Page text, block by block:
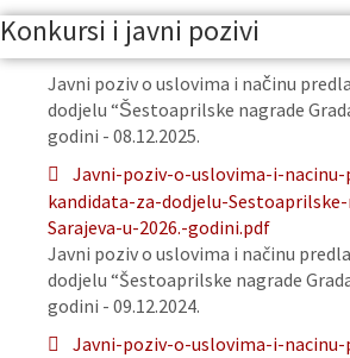
Konkursi i javni pozivi
Javni poziv o uslovima i načinu
dodjelu “Šestoaprilske nagrade
godini - 08.12.2025.
Javni-poziv-o-uslovima-i-nacinu-
kandidata-za-dodjelu-
Sarajeva-u-2026.-godini.pdf
Javni poziv o uslovima i načinu
dodjelu “Šestoaprilske nagrade
godini - 09.12.2024.
Javni-poziv-o-uslovima-i-nacinu-